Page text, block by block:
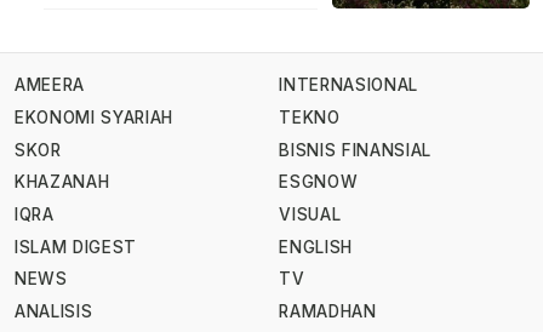
AMEERA
EKONOMI SYARIAH
SKOR
KHAZANAH
IQRA
ISLAM DIGEST
NEWS
ANALISIS
INTERNASIONAL
TEKNO
BISNIS FINANSIAL
ESGNOW
VISUAL
ENGLISH
TV
RAMADHAN